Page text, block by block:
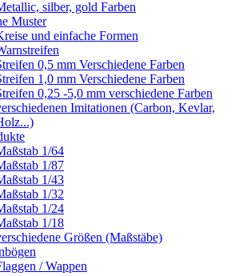
silber, gold Farben
Muster
und einfache Formen
0,5 mm Verschiedene Farben
1,0 mm Verschiedene Farben
0,25 -5,0 mm verschiedene Farben
Imitationen (Carbon, Kevlar,
1/64
1/87
1/43
1/32
1/24
1/18
Größen (Maßstäbe)
/ Wappen